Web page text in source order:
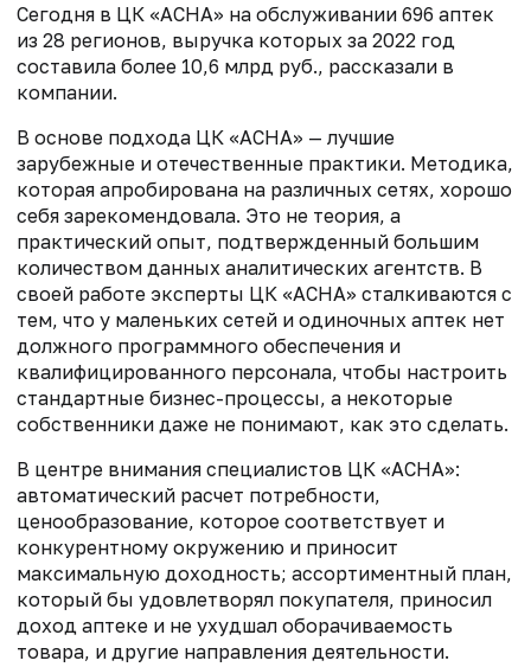
Сегодня в ЦК «АСНА» на обслуживании 696 аптек
из 28 регионов, выручка которых за 2022 год
составила более 10,6 млрд руб., рассказали в
компании.
В основе подхода ЦК «АСНА» — лучшие
зарубежные и отечественные практики. Методика,
которая апробирована на различных сетях, хорошо
себя зарекомендовала. Это не теория, а
практический опыт, подтвержденный большим
количеством данных аналитических агентств. В
своей работе эксперты ЦК «АСНА» сталкиваются с
тем, что у маленьких сетей и одиночных аптек нет
должного программного обеспечения и
квалифицированного персонала, чтобы настроить
стандартные бизнес-процессы, а некоторые
собственники даже не понимают, как это сделать.
В центре внимания специалистов ЦК «АСНА»:
автоматический расчет потребности,
ценообразование, которое соответствует и
конкурентному окружению и приносит
максимальную доходность; ассортиментный план,
который бы удовлетворял покупателя, приносил
доход аптеке и не ухудшал оборачиваемость
товара, и другие направления деятельности.